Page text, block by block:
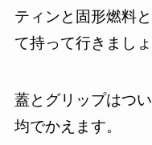
ティンと固形燃料
て持って行きましょ
蓋とグリップはつ
均でかえます。